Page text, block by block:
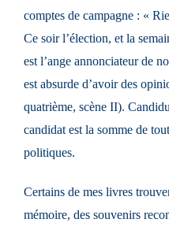
comptes de campagne : «
Ce soir l’élection, et la
est l’ange annonciateur de
est absurde d’avoir des
quatrième, scène II).
candidat est la somme de
politiques.
Certains de mes livres
mémoire, des souvenirs